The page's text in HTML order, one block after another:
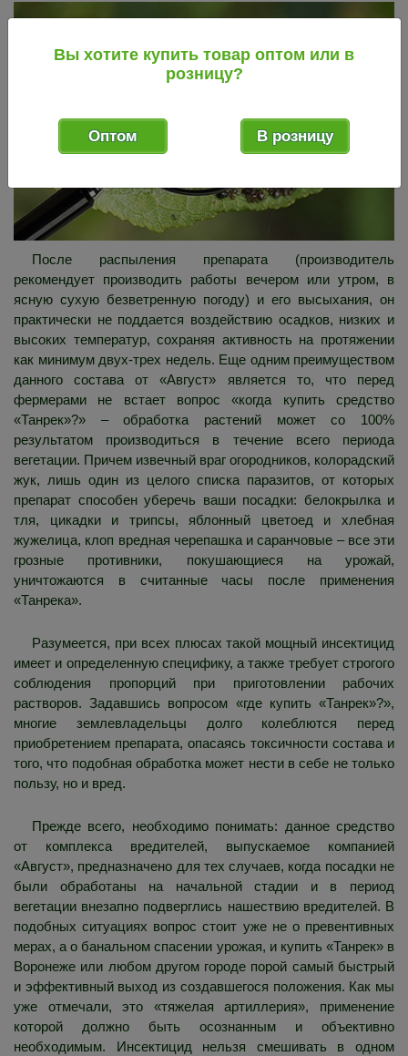
После распыления препарата (производитель
рекомендует производить работы вечером или утром, в
ясную сухую безветренную погоду) и его высыхания, он
практически не поддается воздействию осадков, низких и
высоких температур, сохраняя активность на протяжении
как минимум двух-трех недель. Еще одним преимуществом
данного состава от «Август» является то, что перед
фермерами не встает вопрос «когда купить средство
«Танрек»?» – обработка растений может со 100%
результатом производиться в течение всего периода
вегетации. Причем извечный враг огородников, колорадский
жук, лишь один из целого списка паразитов, от которых
препарат способен уберечь ваши посадки: белокрылка и
тля, цикадки и трипсы, яблонный цветоед и хлебная
жужелица, клоп вредная черепашка и саранчовые – все эти
грозные противники, покушающиеся на урожай,
уничтожаются в считанные часы после применения
«Танрека».
Разумеется, при всех плюсах такой мощный инсектицид
имеет и определенную специфику, а также требует строгого
соблюдения пропорций при приготовлении рабочих
растворов. Задавшись вопросом «где купить «Танрек»?»,
многие землевладельцы долго колеблются перед
приобретением препарата, опасаясь токсичности состава и
того, что подобная обработка может нести в себе не только
пользу, но и вред.
Прежде всего, необходимо понимать: данное средство
от комплекса вредителей, выпускаемое компанией
«Август», предназначено для тех случаев, когда посадки не
были обработаны на начальной стадии и в период
вегетации внезапно подверглись нашествию вредителей. В
подобных ситуациях вопрос стоит уже не о превентивных
мерах, а о банальном спасении урожая, и купить «Танрек» в
Воронеже или любом другом городе порой самый быстрый
и эффективный выход из создавшегося положения. Как мы
уже отмечали, это «тяжелая артиллерия», применение
которой должно быть осознанным и объективно
необходимым. Инсектицид нельзя смешивать в одном
Вы хотите купить товар оптом или в
розницу?
Оптом В розницу